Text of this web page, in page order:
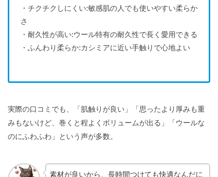
・チクチクしにくい:敏感肌の人でも使いやすい柔らか
さ
・耐久性が高い:ウール特有の耐久性で長く愛用できる
・ふんわり柔らか:カシミアに近い手触りで心地よい
実際の口コミでも、「肌触りが良い」「思ったより厚みも重
みもないけど、巻くと程よくボリュームが出る」「ウールな
のにふわふわ」という声が多数。
素材が良いから、長時間つけても快適なんだに